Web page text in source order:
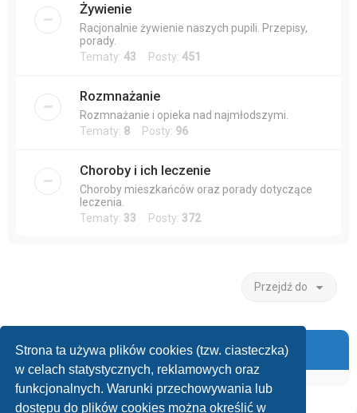
Strona ta używa plików cookies (tzw. ciasteczka)
w celach statystycznych, reklamowych oraz
funkcjonalnych. Warunki przechowywania lub
dostępu do plików cookies można określić w
Żywienie
Racjonalnie żywienie naszych pupili. Przepisy,
porady.
Tematy: 43 Posty: 451
Rozmnażanie
Rozmnażanie i opieka nad najmłodszymi.
Tematy: 8 Posty: 96
Choroby i ich leczenie
Choroby mieszkańców oraz porady dotyczące
leczenia.
Tematy: 33 Posty: 372
Przejdź do
Informacje